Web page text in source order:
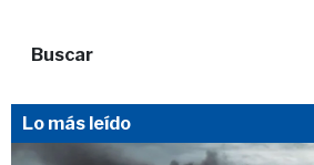
Buscar
Lo más leído